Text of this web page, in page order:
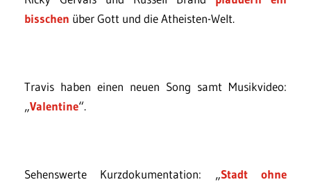
bisschen über Gott und die Atheisten-Welt.
Travis haben einen neuen Song samt Musikvideo:
„Valentine“.
Sehenswerte Kurzdokumentation: „Stadt ohne